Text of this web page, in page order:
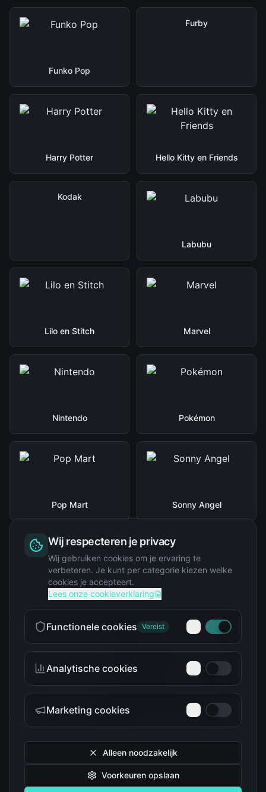
Funko Pop
Furby
Harry Potter Hello Kitty en Friends
Kodak
Labubu
Lilo en Stitch Marvel
Nintendo Pokémon
Pop Mart Sonny Angel
Squishy
The Simpsons
Troetelbeertjes
Wij respecteren je privacy
Wij gebruiken cookies om je ervaring te
verbeteren. Je kunt per categorie kiezen welke
cookies je accepteert.
Lees onze cookieverklaring
Functionele cookies Vereist
Analytische cookies
Marketing cookies
Alleen noodzakelijk
Voorkeuren opslaan